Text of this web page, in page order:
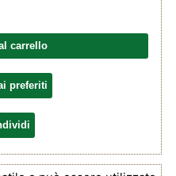
carrello
preferiti